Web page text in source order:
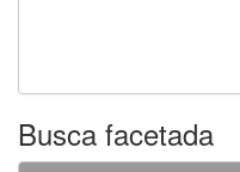
Busca facetada